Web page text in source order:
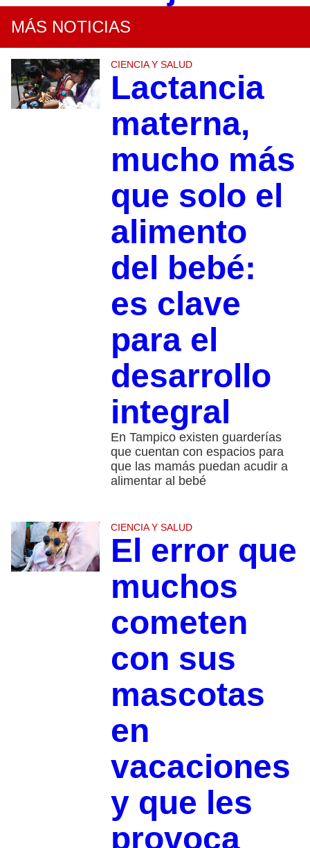
MÁS NOTICIAS
CIENCIA Y SALUD
Lactancia
materna,
mucho más
que solo el
alimento
del bebé:
es clave
para el
desarrollo
integral
En Tampico existen guarderías
que cuentan con espacios para
que las mamás puedan acudir a
alimentar al bebé
CIENCIA Y SALUD
El error que
muchos
cometen
con sus
mascotas
en
vacaciones
y que les
provoca